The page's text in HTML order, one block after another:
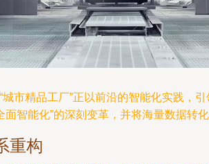
市精品工厂”正以前沿的智能化实践，
面智能化”的深刻变革，并将海量数据转
重构